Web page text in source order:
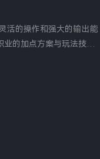
活的操作和强大的输出能
业的加点方案与玩法技